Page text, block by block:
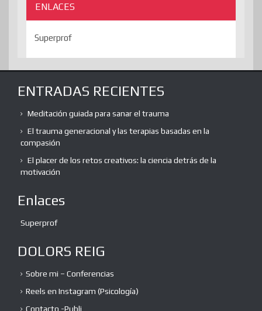
ENLACES
Superprof
ENTRADAS RECIENTES
Meditación guiada para sanar el trauma
El trauma generacional y las terapias basadas en la
compasión
El placer de los retos creativos: la ciencia detrás de la
motivación
Enlaces
Superprof
DOLORS REIG
Sobre mi – Conferencias
Reels en Instagram (Psicología)
Contacto -Publi